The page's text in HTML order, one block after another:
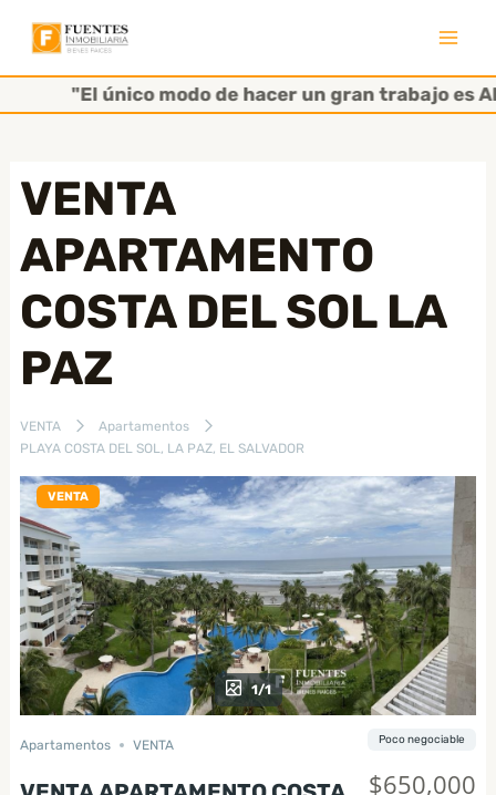
contenido"El único modo de hacer un gran trabajo es
VENTA
APARTAMENTO
COSTA DEL SOL LA
PAZ
VENTA
Apartamentos
PLAYA COSTA DEL SOL, LA PAZ, EL SALVADOR
VENTA
1/1
Apartamentos VENTA
$650,000
Poco negociable